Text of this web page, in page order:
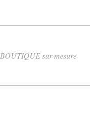
BOUTIQUE sur mesure